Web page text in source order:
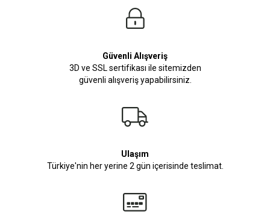
Güvenli Alışveriş
3D ve SSL sertifikası ile sitemizden
güvenli alışveriş yapabilirsiniz.
Ulaşım
Türkiye'nin her yerine 2 gün içerisinde teslimat.